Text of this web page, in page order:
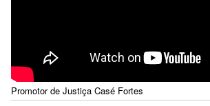
Promotor de Justiça Casé Fortes